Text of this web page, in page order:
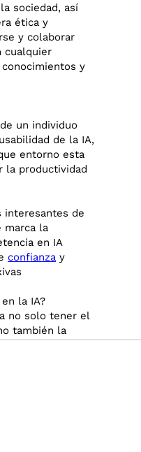
sociedad, así
ética y
y colaborar
cualquier
y
un individuo
de la IA,
entorno esta
la productividad
interesantes de
marca la
en IA
confianza y
la IA?
no solo tener el
también la